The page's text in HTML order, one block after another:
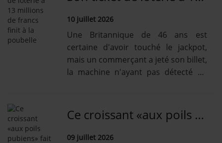
10 juillet 2026
Une Britannique de 46 ans est
certaine d'avoir touché le jackpot,
mais un commerçant a jeté son billet,
la machine n'ayant pas détecté de
Ce croissant «aux poils pubiens» fait le buzz
09 juillet 2026